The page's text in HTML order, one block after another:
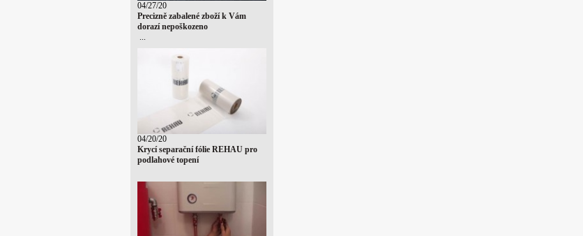
04/27/20
Precizně zabalené zboží k Vám
dorazí nepoškozeno
...
04/20/20
Krycí separační fólie REHAU pro
podlahové topení